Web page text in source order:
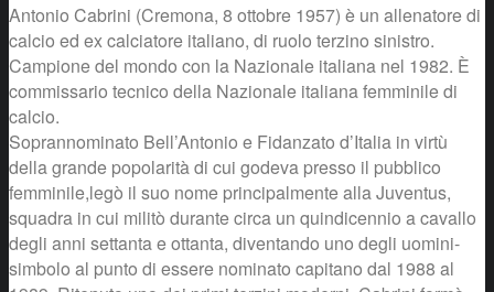
Antonio Cabrini (Cremona, 8 ottobre 1957) è un allenatore di
calcio ed ex calciatore italiano, di ruolo terzino sinistro.
Campione del mondo con la Nazionale italiana nel 1982. È
commissario tecnico della Nazionale italiana femminile di
calcio.
Soprannominato Bell’Antonio e Fidanzato d’Italia in virtù
della grande popolarità di cui godeva presso il pubblico
femminile,legò il suo nome principalmente alla Juventus,
squadra in cui militò durante circa un quindicennio a cavallo
degli anni settanta e ottanta, diventando uno degli uomini-
simbolo al punto di essere nominato capitano dal 1988 al